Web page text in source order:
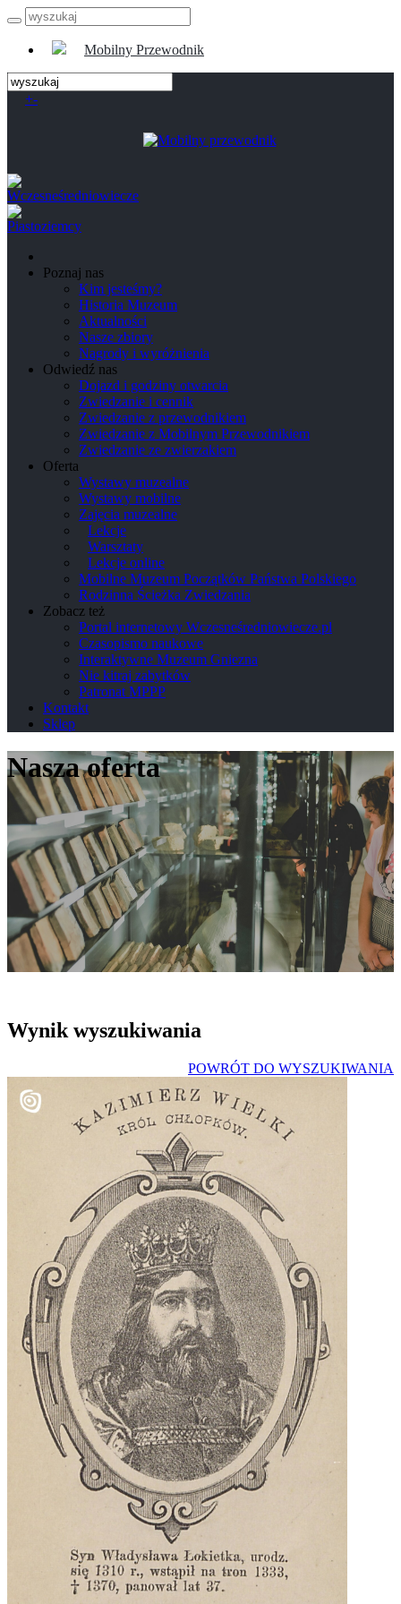
Mobilny Przewodnik
+-
Poznaj nas
Kim jesteśmy?
Historia Muzeum
Aktualności
Nasze zbiory
Nagrody i wyróżnienia
Odwiedź nas
Dojazd i godziny otwarcia
Zwiedzanie i cennik
Zwiedzanie z przewodnikiem
Zwiedzanie z Mobilnym Przewodnikiem
Zwiedzanie ze zwierzakiem
Oferta
Wystawy muzealne
Wystawy mobilne
Zajęcia muzealne
Lekcje
Warsztaty
Lekcje online
Mobilne Muzeum Początków Państwa Polskiego
Rodzinna Ścieżka Zwiedzania
Zobacz też
Portal internetowy Wczesneśredniowiecze.pl
Czasopismo naukowe
Interaktywne Muzeum Gniezna
Nie kitraj zabytków
Patronat MPPP
Kontakt
Sklep
Nasza oferta
Wynik wyszukiwania
POWRÓT DO WYSZUKIWANIA